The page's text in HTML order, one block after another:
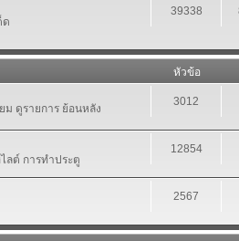
ด
39338
หัวข้อ
ม ดูรายการ ย้อนหลัง
3012
ลต์ การทำประตู
12854
2567